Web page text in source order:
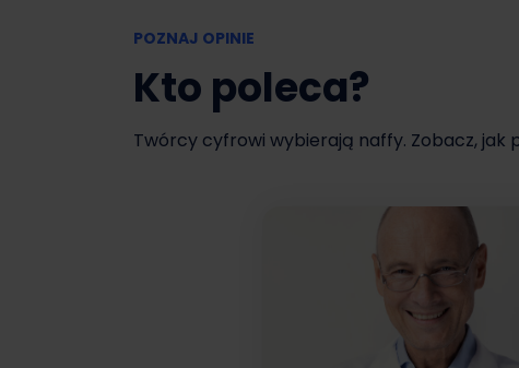
POZNAJ OPINIE
Kto poleca?
Twórcy cyfrowi wybierają naffy. Zobacz, jak